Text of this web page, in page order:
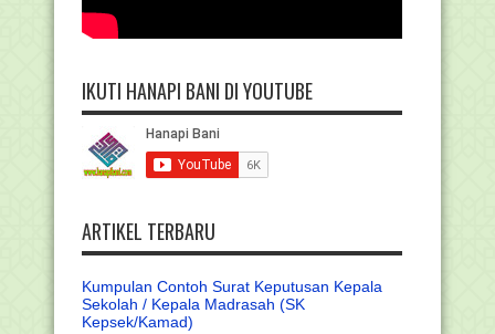
IKUTI HANAPI BANI DI YOUTUBE
ARTIKEL TERBARU
Kumpulan Contoh Surat Keputusan Kepala
Sekolah / Kepala Madrasah (SK
Kepsek/Kamad)